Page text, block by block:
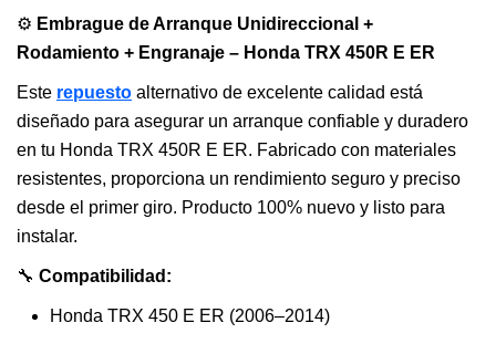
⚙️ Embrague de Arranque Unidireccional +
Rodamiento + Engranaje – Honda TRX 450R E ER
Este repuesto alternativo de excelente calidad está
diseñado para asegurar un arranque confiable y duradero
en tu Honda TRX 450R E ER. Fabricado con materiales
resistentes, proporciona un rendimiento seguro y preciso
desde el primer giro. Producto 100% nuevo y listo para
instalar.
🔧 Compatibilidad:
Honda TRX 450 E ER (2006–2014)